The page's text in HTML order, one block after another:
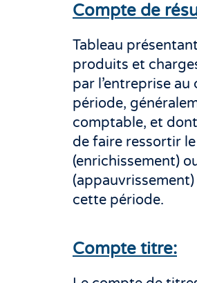
Compte de
Tableau
produits et
par l’entreprise au
période,
comptable, et
de faire ressortir
(enrichissement)
cette période.
Compte titre: